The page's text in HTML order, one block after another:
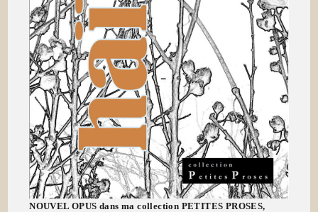
NOUVEL OPUS dans ma collection PETITES PROSES,